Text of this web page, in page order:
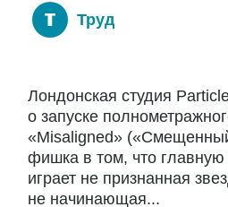
Труд
Лондонская студия
о запуске
«Misaligned»
фишка в том, что
играет не признанная
не начинающая...